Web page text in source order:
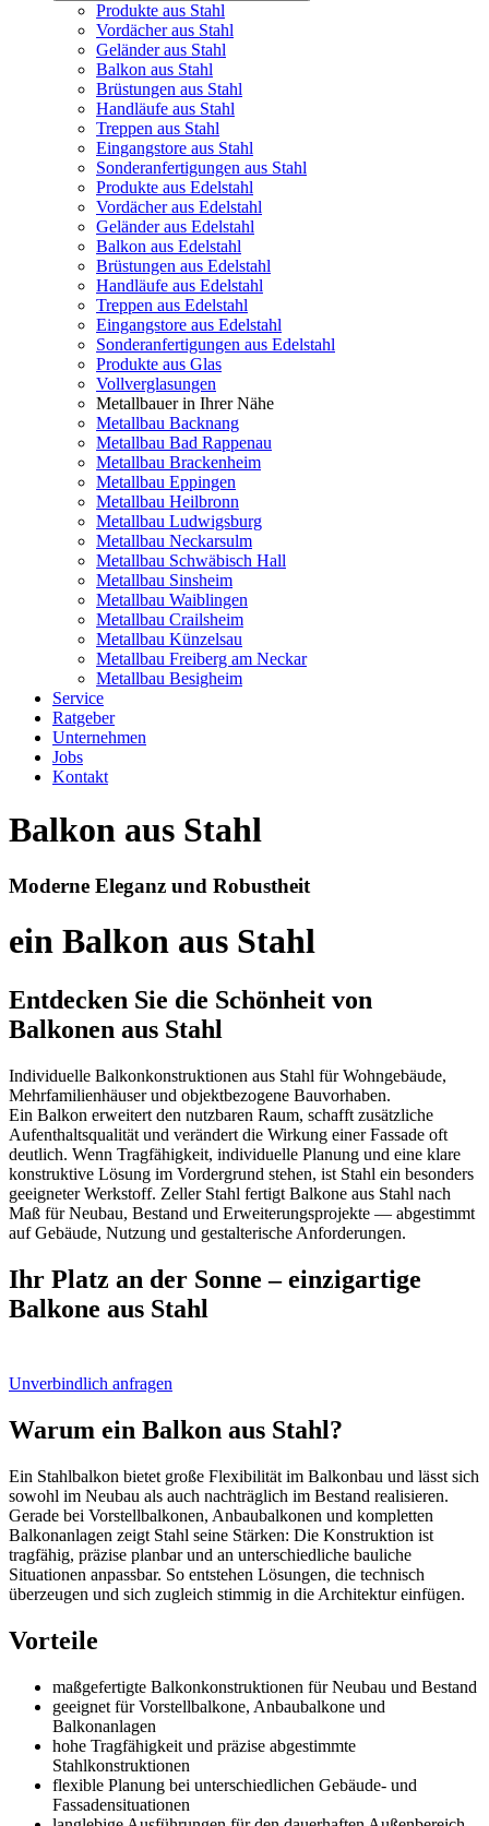
Produkte aus Stahl
Vordächer aus Stahl
Geländer aus Stahl
Balkon aus Stahl
Brüstungen aus Stahl
Handläufe aus Stahl
Treppen aus Stahl
Eingangstore aus Stahl
Sonderanfertigungen aus Stahl
Produkte aus Edelstahl
Vordächer aus Edelstahl
Geländer aus Edelstahl
Balkon aus Edelstahl
Brüstungen aus Edelstahl
Handläufe aus Edelstahl
Treppen aus Edelstahl
Eingangstore aus Edelstahl
Sonderanfertigungen aus Edelstahl
Produkte aus Glas
Vollverglasungen
Metallbauer in Ihrer Nähe
Metallbau Backnang
Metallbau Bad Rappenau
Metallbau Brackenheim
Metallbau Eppingen
Metallbau Heilbronn
Metallbau Ludwigsburg
Metallbau Neckarsulm
Metallbau Schwäbisch Hall
Metallbau Sinsheim
Metallbau Waiblingen
Metallbau Crailsheim
Metallbau Künzelsau
Metallbau Freiberg am Neckar
Metallbau Besigheim
Service
Ratgeber
Unternehmen
Jobs
Kontakt
Balkon aus Stahl
Moderne Eleganz und Robustheit
ein Balkon aus Stahl
Entdecken Sie die Schönheit von
Balkonen aus Stahl
Individuelle Balkonkonstruktionen aus Stahl für Wohngebäude,
Mehrfamilienhäuser und objektbezogene Bauvorhaben.
Ein Balkon erweitert den nutzbaren Raum, schafft zusätzliche
Aufenthaltsqualität und verändert die Wirkung einer Fassade oft
deutlich. Wenn Tragfähigkeit, individuelle Planung und eine klare
konstruktive Lösung im Vordergrund stehen, ist Stahl ein besonders
geeigneter Werkstoff. Zeller Stahl fertigt Balkone aus Stahl nach
Maß für Neubau, Bestand und Erweiterungsprojekte — abgestimmt
auf Gebäude, Nutzung und gestalterische Anforderungen.
Ihr Platz an der Sonne – einzigartige
Balkone aus Stahl
Unverbindlich anfragen
Warum ein Balkon aus Stahl?
Ein Stahlbalkon bietet große Flexibilität im Balkonbau und lässt sich
sowohl im Neubau als auch nachträglich im Bestand realisieren.
Gerade bei Vorstellbalkonen, Anbaubalkonen und kompletten
Balkonanlagen zeigt Stahl seine Stärken: Die Konstruktion ist
tragfähig, präzise planbar und an unterschiedliche bauliche
Situationen anpassbar. So entstehen Lösungen, die technisch
überzeugen und sich zugleich stimmig in die Architektur einfügen.
Vorteile
maßgefertigte Balkonkonstruktionen für Neubau und Bestand
geeignet für Vorstellbalkone, Anbaubalkone und
Balkonanlagen
hohe Tragfähigkeit und präzise abgestimmte
Stahlkonstruktionen
flexible Planung bei unterschiedlichen Gebäude- und
Fassadensituationen